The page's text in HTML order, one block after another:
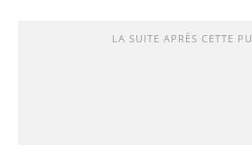
LA SUITE APRÈS CETTE